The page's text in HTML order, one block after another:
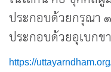
ประกอบด้วยกรุณา
ประกอบด้วยอุเบกข
https://